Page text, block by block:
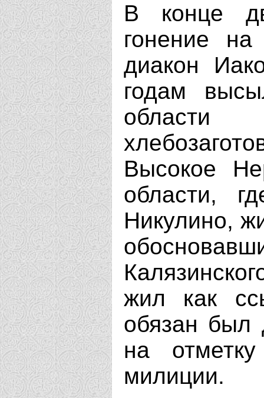
В конце
гонение
диакон
годам
Высокое
области,
Никулино,
жил как
обязан был
на
милиции.